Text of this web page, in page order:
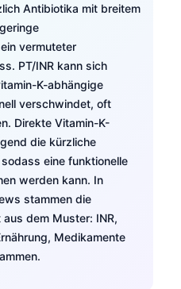
Antibiotika mit breitem
vermuteter
PT/INR kann sich
K-abhängige
verschwindet, oft
Direkte Vitamin-K-
die kürzliche
eine funktionelle
werden kann. In
stammen die
dem Muster: INR,
Medikamente